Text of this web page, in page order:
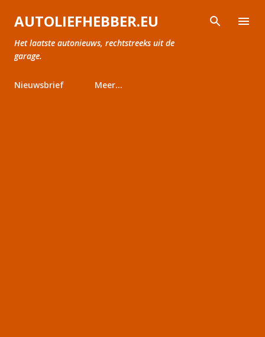
Doorgaan naar hoofdcontent
AUTOLIEFHEBBER.EU
Het laatste autonieuws, rechtstreeks uit de
garage.
Nieuwsbrief Meer…